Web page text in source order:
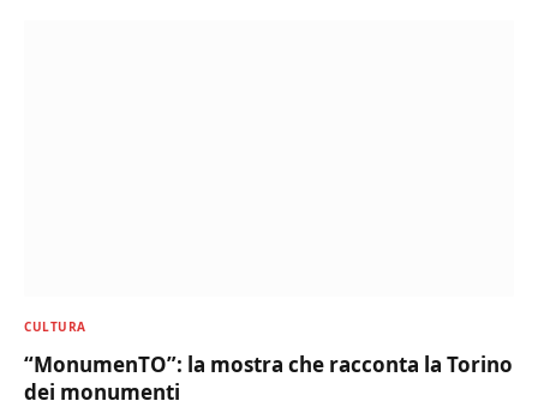
CULTURA
“MonumenTO”: la mostra che racconta la Torino
dei monumenti